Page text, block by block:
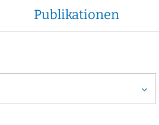
Publikationen